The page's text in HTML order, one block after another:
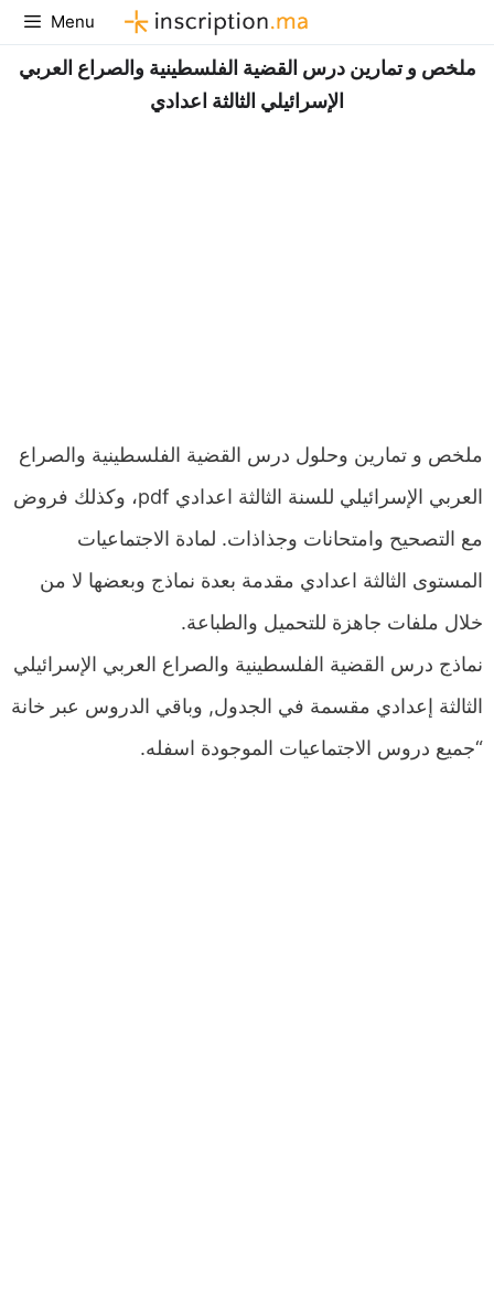
Aller
au
contenu
Menu
ملخص و تمارين درس القضية الفلسطينية والصراع العربي
الإسرائيلي الثالثة اعدادي
ملخص و تمارين وحلول درس القضية الفلسطينية والصراع
العربي الإسرائيلي للسنة الثالثة اعدادي pdf، وكذلك فروض
مع التصحيح وامتحانات وجذاذات. لمادة الاجتماعيات
المستوى الثالثة اعدادي مقدمة بعدة نماذج وبعضها لا من
خلال ملفات جاهزة للتحميل والطباعة.
نماذج درس القضية الفلسطينية والصراع العربي الإسرائيلي
الثالثة إعدادي مقسمة في الجدول, وباقي الدروس عبر خانة
“جميع دروس الاجتماعيات الموجودة اسفله.